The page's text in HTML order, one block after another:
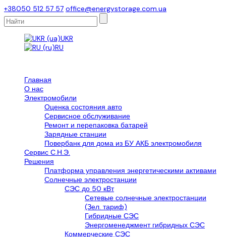
+38050 512 57 57 office@energystorage.com.ua
UKR
RU
Главная
О нас
Электромобили
Оценка состояния авто
Сервисное обслуживание
Ремонт и перепаковка батарей
Зарядные станции
Повербанк для дома из БУ АКБ электромобиля
Сервис С.Н.Э.
Решения
Платформа управления энергетическими активами
Солнечные электростанции
СЭС до 50 кВт
Сетевые солнечные электростанции
(Зел. тариф)
Гибридные СЭС
Энергоменеджмент гибридных СЭС
Коммерческие СЭС